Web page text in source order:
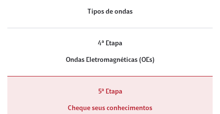
Tipos de ondas
4ª Etapa
Ondas Eletromagnéticas (OEs)
5ª Etapa
Cheque seus conhecimentos